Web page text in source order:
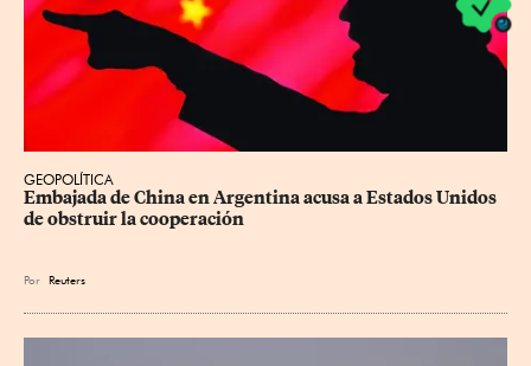
GEOPOLÍTICA
Embajada de China en Argentina acusa a Estados Unidos
de obstruir la cooperación
Por Reuters